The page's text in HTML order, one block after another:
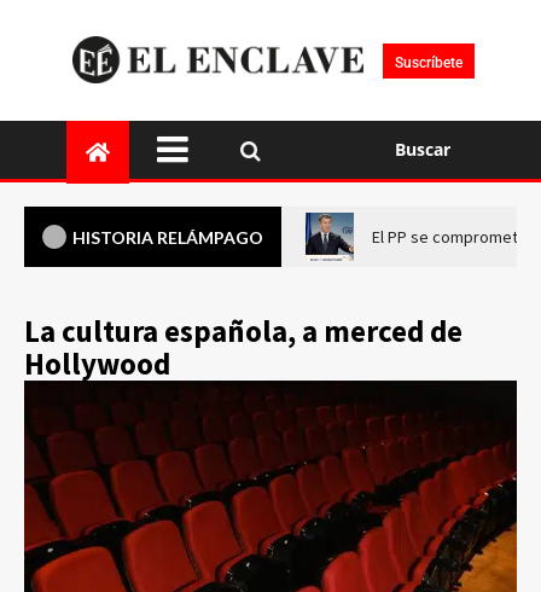
Suscríbete
Buscar
HISTORIA RELÁMPAGO El PP se compromete
La cultura española, a merced de
Hollywood